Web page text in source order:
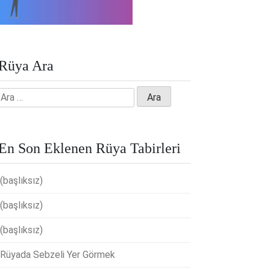
Ara
Son Eklenen Rüya Tabirleri
(başlıksız)
(başlıksız)
(başlıksız)
Rüyada Sebzeli Yer Görmek